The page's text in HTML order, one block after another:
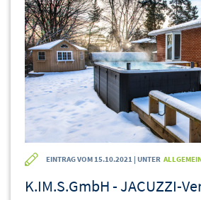
EINTRAG VOM 15.10.2021 | UNTER
K.IM.S.GmbH - JACUZZI-